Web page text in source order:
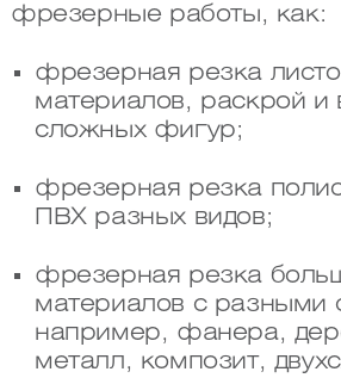
фрезерные работы, как:
фрезерная резка
материалов, раскрой и
сложных фигур;
фрезерная резка
ПВХ разных видов;
фрезерная резка
материалов с разными
например, фанера,
металл, композит,